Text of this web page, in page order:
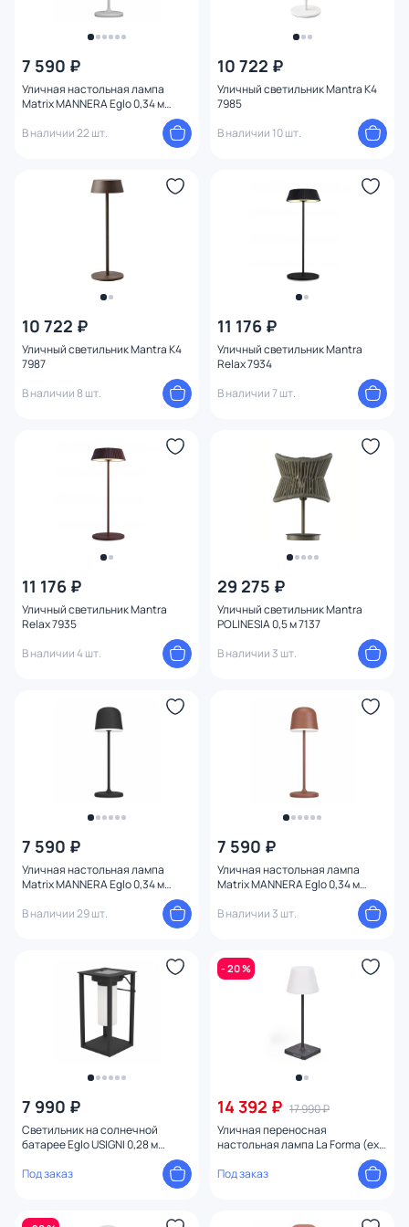
7 590 ₽
Уличная настольная лампа
Matrix MANNERA Eglo 0,34 м
В наличии 22 шт.
10 722 ₽
Уличный светильник Mantra K4
7985
В наличии 10 шт.
10 722 ₽
Уличный светильник Mantra K4
7987
В наличии 8 шт.
11 176 ₽
Уличный светильник Mantra
Relax 7934
В наличии 7 шт.
11 176 ₽
Уличный светильник Mantra
Relax 7935
В наличии 4 шт.
29 275 ₽
Уличный светильник Mantra
POLINESIA 0,5 м 7137
В наличии 3 шт.
7 590 ₽
Уличная настольная лампа
Matrix MANNERA Eglo 0,34 м
В наличии 29 шт.
7 590 ₽
Уличная настольная лампа
Matrix MANNERA Eglo 0,34 м
В наличии 3 шт.
7 990 ₽
Светильник на солнечной
батарее Eglo USIGNI 0,28 м
Под заказ
- 20 %
14 392 ₽ 17 990 ₽
Уличная переносная
настольная лампа La Forma (ex
2319988
Под заказ